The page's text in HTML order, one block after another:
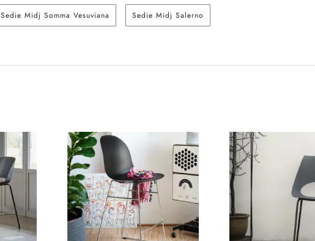
Sedie Midj Somma Vesuviana Sedie Midj Salerno